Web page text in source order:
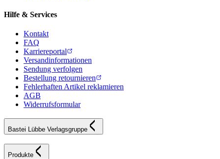
Hilfe & Services
Kontakt
FAQ
Karriereportal
Versandinformationen
Sendung verfolgen
Bestellung retournieren
Fehlerhaften Artikel reklamieren
AGB
Widerrufsformular
Bastei Lübbe Verlagsgruppe
Produkte